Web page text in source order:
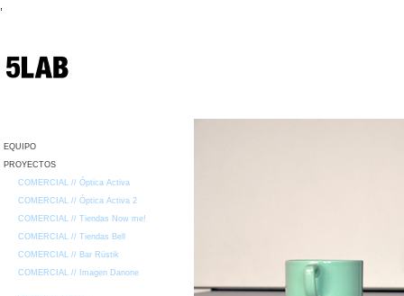
EQUIPO
PROYECTOS
COMERCIAL // Óptica Activa
COMERCIAL // Óptica Activa 2
COMERCIAL // Tiendas Now me!
COMERCIAL // Tiendas Bell
COMERCIAL // Bar Rüstik
COMERCIAL // Imagen Danone